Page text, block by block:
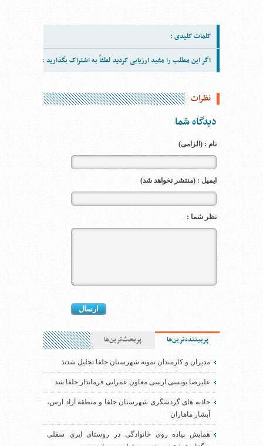
کلمات کلیدی :
اگر این مطلب را مفید ارزیابی کردید لطفاً به اشتراک بگذارید :
نظرات
دیدگاه شما
نام : (الزامی)
ایمیل : (منتشر نخواهد شد)
نظر شما :
پربیننده‌ترین‌ها پربحث‌ترین‌ها
مدیران و کارمندان نمونه شهرستان جلفا تجلیل شدند
علیرضا یونسی ارسی معاون عمرانی فرماندار جلفا شد
جاذبه های گردشگری شهرستان جلفا و منطقه آزاد ارس،
آبشار ماهاران
همایش پیاده روی خانوادگی در روستای ایری سفلی